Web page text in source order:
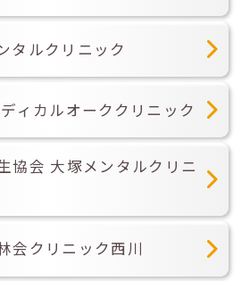
タルクリニック
ィカルオーククリニック
協会 大塚メンタルクリニ
会クリニック西川